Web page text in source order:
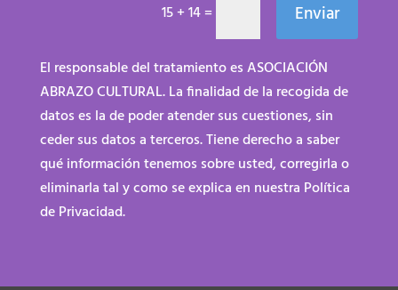
15 + 14= Enviar
El responsable del tratamiento es ASOCIACIÓN
ABRAZO CULTURAL. La finalidad de la recogida de
datos es la de poder atender sus cuestiones, sin
ceder sus datos a terceros. Tiene derecho a saber
qué información tenemos sobre usted, corregirla o
eliminarla tal y como se explica en nuestra Política
de Privacidad.